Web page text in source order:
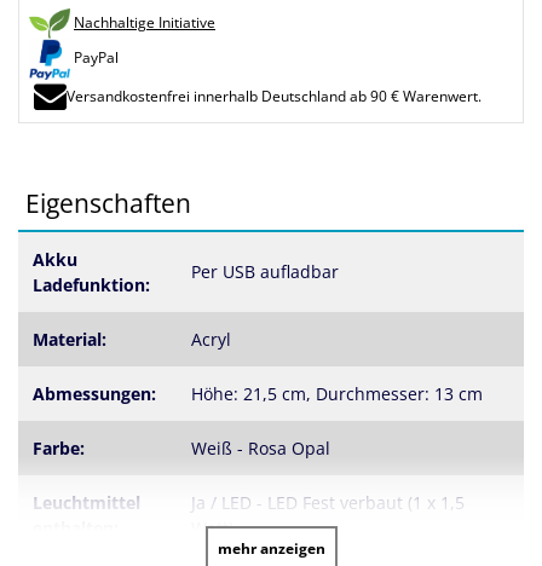
Nachhaltige Initiative
PayPal
Versandkostenfrei innerhalb Deutschland ab 90 € Warenwert.
Eigenschaften
Akku
Ladefunktion:
Per USB aufladbar
Material: Acryl
Abmessungen: Höhe: 21,5 cm, Durchmesser: 13 cm
Farbe: Weiß - Rosa Opal
Leuchtmittel
Ja / LED - LED Fest verbaut (1 x 1,5
Watt)
mehr anzeigen